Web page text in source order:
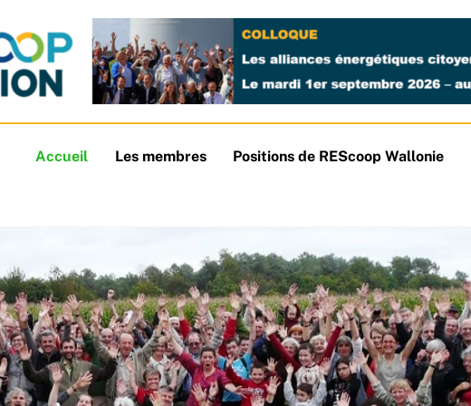
Accueil Les membres Positions de REScoop Wallonie